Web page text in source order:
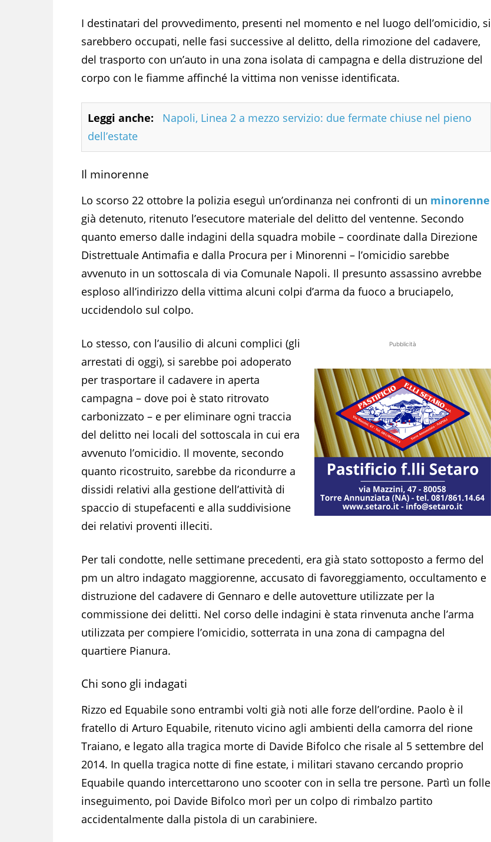
I destinatari del provvedimento, presenti nel momento e nel luogo dell’omicidio, si
sarebbero occupati, nelle fasi successive al delitto, della rimozione del cadavere,
del trasporto con un’auto in una zona isolata di campagna e della distruzione del
corpo con le fiamme affinché la vittima non venisse identificata.
Leggi anche:
Napoli, Linea 2 a mezzo servizio: due fermate chiuse nel pieno
dell’estate
Il minorenne
Lo scorso 22 ottobre la polizia eseguì un’ordinanza nei confronti di un minorenne
già detenuto, ritenuto l’esecutore materiale del delitto del ventenne. Secondo
quanto emerso dalle indagini della squadra mobile – coordinate dalla Direzione
Distrettuale Antimafia e dalla Procura per i Minorenni – l’omicidio sarebbe
avvenuto in un sottoscala di via Comunale Napoli. Il presunto assassino avrebbe
esploso all’indirizzo della vittima alcuni colpi d’arma da fuoco a bruciapelo,
uccidendolo sul colpo.
Pubblicità
Lo stesso, con l’ausilio di alcuni complici (gli
arrestati di oggi), si sarebbe poi adoperato
per trasportare il cadavere in aperta
campagna – dove poi è stato ritrovato
carbonizzato – e per eliminare ogni traccia
del delitto nei locali del sottoscala in cui era
avvenuto l’omicidio. Il movente, secondo
quanto ricostruito, sarebbe da ricondurre a
dissidi relativi alla gestione dell’attività di
spaccio di stupefacenti e alla suddivisione
dei relativi proventi illeciti.
Per tali condotte, nelle settimane precedenti, era già stato sottoposto a fermo del
pm un altro indagato maggiorenne, accusato di favoreggiamento, occultamento e
distruzione del cadavere di Gennaro e delle autovetture utilizzate per la
commissione dei delitti. Nel corso delle indagini è stata rinvenuta anche l’arma
utilizzata per compiere l’omicidio, sotterrata in una zona di campagna del
quartiere Pianura.
Chi sono gli indagati
Rizzo ed Equabile sono entrambi volti già noti alle forze dell’ordine. Paolo è il
fratello di Arturo Equabile, ritenuto vicino agli ambienti della camorra del rione
Traiano, e legato alla tragica morte di Davide Bifolco che risale al 5 settembre del
2014. In quella tragica notte di fine estate, i militari stavano cercando proprio
Equabile quando intercettarono uno scooter con in sella tre persone. Partì un folle
inseguimento, poi Davide Bifolco morì per un colpo di rimbalzo partito
accidentalmente dalla pistola di un carabiniere.